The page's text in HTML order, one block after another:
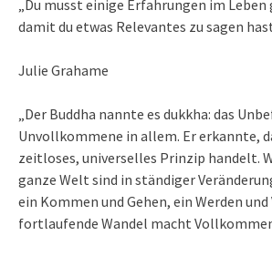
„Du musst einige Erfahrungen im
damit du etwas Relevantes zu sagen
Julie Grahame
„Der Buddha nannte es dukkha: das
Unvollkommene in allem. Er erkannte,
zeitloses, universelles Prinzip handelt.
ganze Welt sind in ständiger
ein Kommen und Gehen, ein Werden
fortlaufende Wandel macht